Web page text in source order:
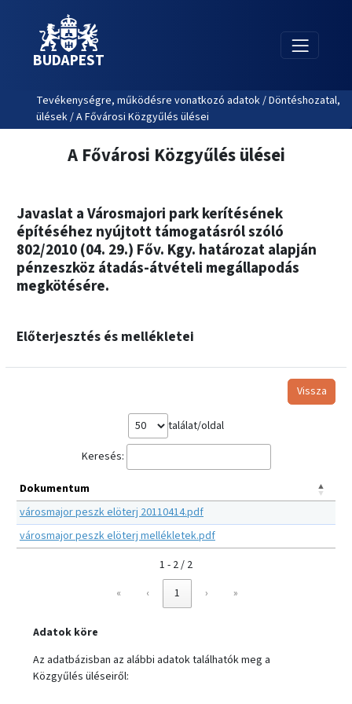
BUDAPEST
Tevékenységre, működésre vonatkozó adatok / Döntéshozatal,
ülések / A Fővárosi Közgyűlés ülései
A Fővárosi Közgyűlés ülései
Javaslat a Városmajori park kerítésének
építéséhez nyújtott támogatásról szóló
802/2010 (04. 29.) Főv. Kgy. határozat alapján
pénzeszköz átadás-átvételi megállapodás
megkötésére.
Előterjesztés és mellékletei
Vissza
találat/oldal
Keresés:
Dokumentum
városmajor peszk elöterj 20110414.pdf
városmajor peszk elöterj mellékletek.pdf
1 - 2 / 2
«
‹ 1 › »
Adatok köre
Az adatbázisban az alábbi adatok találhatók meg a
Közgyűlés üléseiről: